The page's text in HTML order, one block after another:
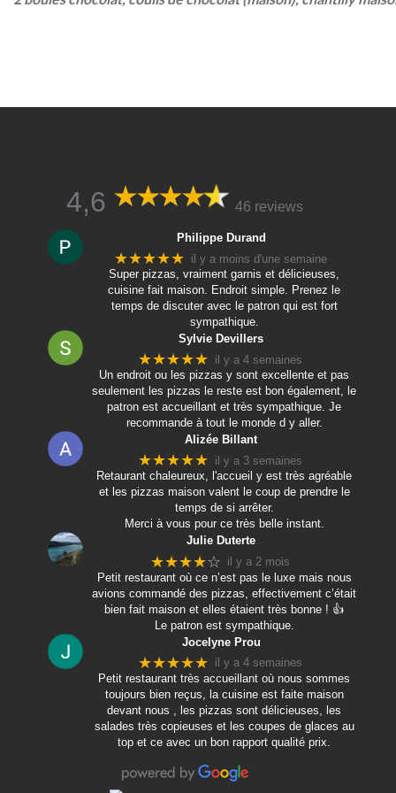
4,6 46 reviews
Philippe Durand
★★★★★ il y a moins d'une semaine
Super pizzas, vraiment garnis et délicieuses,
cuisine fait maison. Endroit simple. Prenez le
temps de discuter avec le patron qui est fort
sympathique.
Sylvie Devillers
★★★★★ il y a 4 semaines
Un endroit ou les pizzas y sont excellente et pas
seulement les pizzas le reste est bon également, le
patron est accueillant et très sympathique. Je
recommande à tout le monde d y aller.
Alizée Billant
★★★★★ il y a 3 semaines
Retaurant chaleureux, l'accueil y est très agréable
et les pizzas maison valent le coup de prendre le
temps de si arrêter.
Merci à vous pour ce très belle instant.
Julie Duterte
★★★★☆ il y a 2 mois
Petit restaurant où ce n’est pas le luxe mais nous
avions commandé des pizzas, effectivement c’était
bien fait maison et elles étaient très bonne ! 👍
Le patron est sympathique.
Jocelyne Prou
★★★★★ il y a 4 semaines
Petit restaurant très accueillant où nous sommes
toujours bien reçus, la cuisine est faite maison
devant nous , les pizzas sont délicieuses, les
salades très copieuses et les coupes de glaces au
top et ce avec un bon rapport qualité prix.